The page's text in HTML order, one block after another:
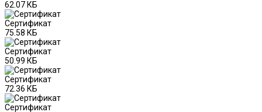
62.07 КБ
Сертификат
75.58 КБ
Сертификат
50.99 КБ
Сертификат
72.36 КБ
Сертификат